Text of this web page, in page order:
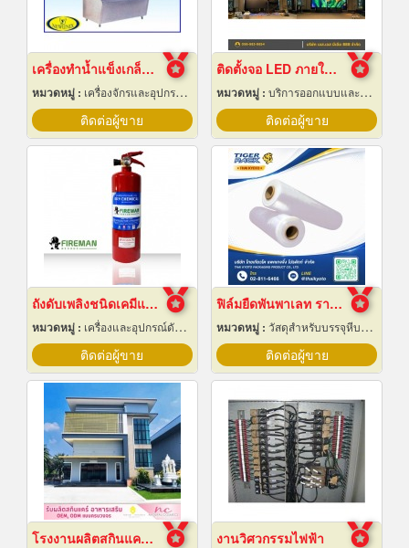
เครื่องทำน้ำแข็งเกล็ดกรอบ เชียงใหม่
หมวดหมู่ : เครื่องจักรและอุปกรณ์ผลิตน้ำแข็ง
ติดต่อผู้ขาย
ติดตั้งจอ LED ภายในห้องจัดเลี้ยงโรงแรม
หมวดหมู่ : บริการออกแบบและจัดทำป้ายโฆษณา 24 ชม.
ติดต่อผู้ขาย
ถังดับเพลิงชนิดเคมีแห้ง สำหรับติดรถยนต์
หมวดหมู่ : เครื่องและอุปกรณ์ดับเพลิง
ติดต่อผู้ขาย
ฟิล์มยืดพันพาเลท ราคาส่ง
หมวดหมู่ : วัสดุสำหรับบรรจุหีบห่อเครื่องจักรกล
ติดต่อผู้ขาย
โรงงานผลิตสกินแคร์ นครปฐม งานวิศวกรรมไฟฟ้า